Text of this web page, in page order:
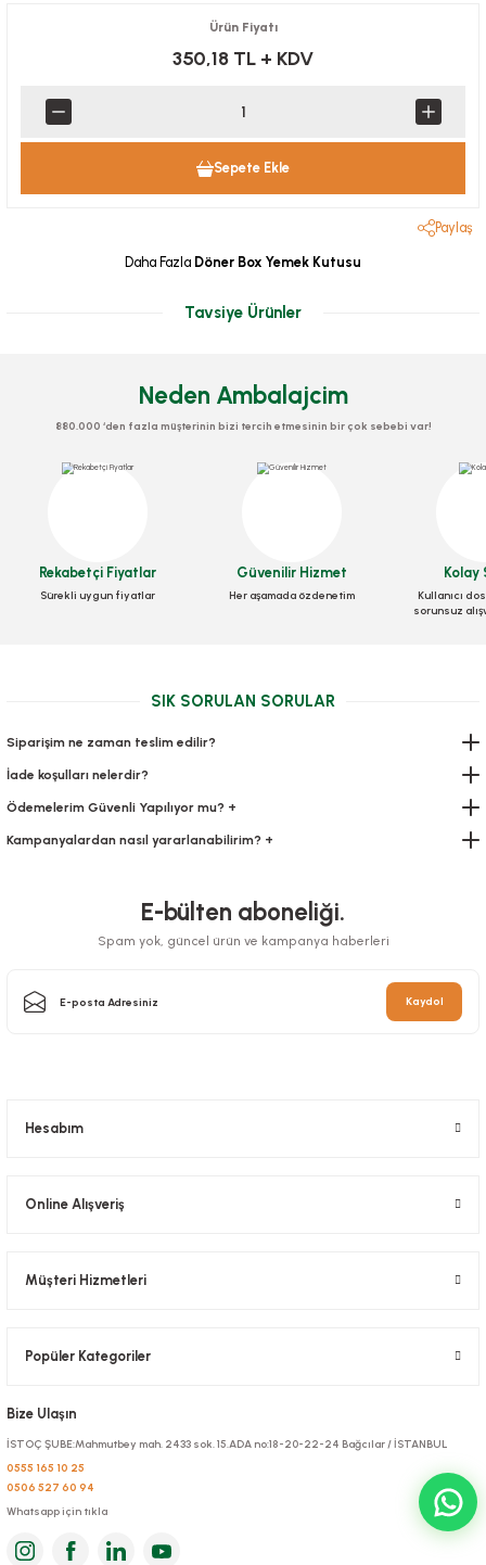
Ürün Fiyatı
350,18 TL + KDV
Sepete Ekle
Paylaş
Daha Fazla Döner Box Yemek Kutusu
Tavsiye Ürünler
Stok Kodu 0298 Çin Çubuğu , Yemek Çubuğu 100 ÇİFT
Neden Ambalajcim
880.000 ‘den fazla müşterinin bizi tercih etmesinin bir çok sebebi var!
Rekabetçi Fiyatlar
Sürekli uygun fiyatlar
Güvenilir Hizmet
Her aşamada özdenetim
Kolay
Kullanıcı
sorunsuz
SIK SORULAN SORULAR
Siparişim ne zaman teslim edilir?
İade koşulları nelerdir?
Ödemelerim Güvenli Yapılıyor mu? +
Kampanyalardan nasıl yararlanabilirim? +
E-bülten aboneliği.
Spam yok, güncel ürün ve kampanya haberleri
Kaydol
Hesabım
Online Alışveriş
Müşteri Hizmetleri
Popüler Kategoriler
Bize Ulaşın
İSTOÇ ŞUBE:Mahmutbey mah. 2433 sok. 15.ADA no:18-20-22-24 Bağcılar / İSTANBUL
0555 165 10 25
0506 527 60 94
Whatsapp için tıkla